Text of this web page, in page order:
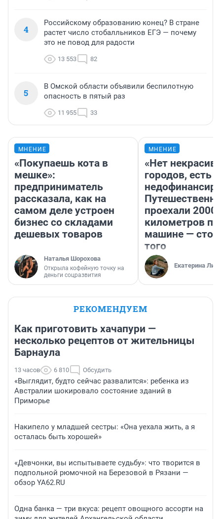
4
Российскому образованию конец? В стране
растет число стобалльников ЕГЭ — почему
это не повод для радости
13 553 82
5
В Омской области объявили беспилотную
опасность в пятый раз
11 955 33
МНЕНИЕ
«Покупаешь кота в
мешке»:
предприниматель
рассказала, как на
самом деле устроен
бизнес со складами
дешевых товаров
Наталья Шорохова
Открыла кофейную точку на
деньги соцразвития
МНЕНИЕ
«Нет
городов, есть
проехали 2000
километров по
машине —
того
Екатерина
РЕКОМЕНДУЕМ
Как приготовить хачапури —
несколько рецептов от жительницы
Барнаула
13 часов 6 810 Обсудить
«Выглядит, будто сейчас развалится»: ребенка из
Австралии шокировало состояние зданий в
Приморье
Накипело у младшей сестры: «Она уехала жить, а я
осталась быть хорошей»
«Девчонки, вы испытываете судьбу»: что творится в
подпольной рюмочной на Березовой в Рязани —
обзор YA62.RU
Одна банка — три вкуса: рецепт овощного ассорти на